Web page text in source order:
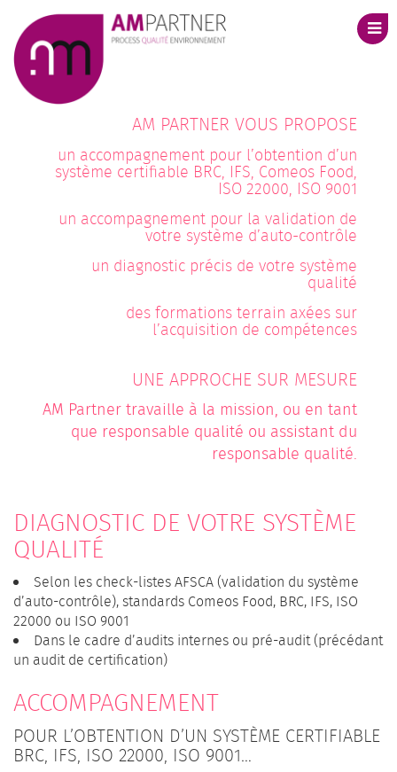
contenu
AM PARTNER VOUS PROPOSE
un accompagnement pour l’obtention d’un
système certifiable BRC, IFS, Comeos Food,
ISO 22000, ISO 9001
un accompagnement pour la validation de
votre système d’auto-contrôle
un diagnostic précis de votre système
qualité
des formations terrain axées sur
l’acquisition de compétences
UNE APPROCHE SUR MESURE
AM Partner travaille à la mission, ou en tant
que responsable qualité ou assistant du
responsable qualité.
DIAGNOSTIC DE VOTRE SYSTÈME
QUALITÉ
Selon les check-listes AFSCA (validation du système
d’auto-contrôle), standards Comeos Food, BRC, IFS, ISO
22000 ou ISO 9001
Dans le cadre d’audits internes ou pré-audit (précédant
un audit de certification)
ACCOMPAGNEMENT
POUR L’OBTENTION D’UN SYSTÈME CERTIFIABLE
BRC, IFS, ISO 22000, ISO 9001…